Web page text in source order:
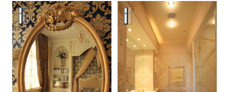
Аpatment in Moscow Аpatment in Moscow